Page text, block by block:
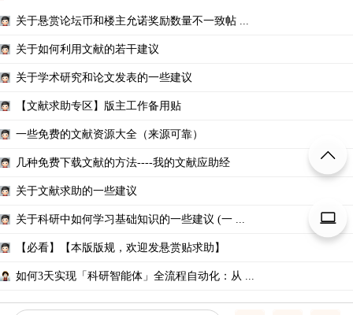
关于悬赏论坛币和楼主允诺奖励数量不一致帖 ...
关于如何利用文献的若干建议
关于学术研究和论文发表的一些建议
【文献求助专区】版主工作备用贴
一些免费的文献资源大全（来源可靠）
几种免费下载文献的方法----我的文献应助经
关于文献求助的一些建议
关于科研中如何学习基础知识的一些建议 (一 ...
【必看】【本版版规，欢迎发悬赏贴求助】
如何3天实现「科研智能体」全流程自动化：从 ...